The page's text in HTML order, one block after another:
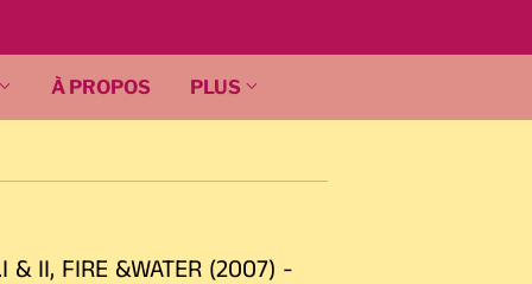
À PROPOS PLUS
& II, FIRE &WATER (2007) -